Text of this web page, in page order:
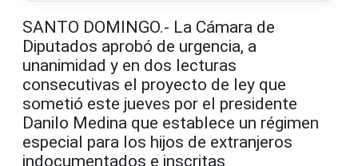
SANTO DOMINGO.- La Cámara de
Diputados aprobó de urgencia, a
unanimidad y en dos lecturas
consecutivas el proyecto de ley que
sometió este jueves por el presidente
Danilo Medina que establece un régimen
especial para los hijos de extranjeros
indocumentados e inscritas